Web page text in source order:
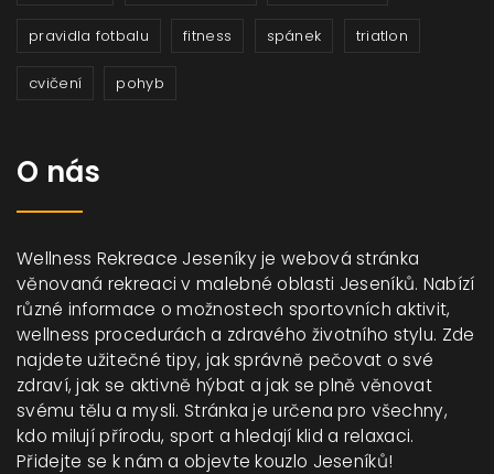
pravidla fotbalu fitness spánek triatlon
cvičení pohyb
O nás
Wellness Rekreace Jeseníky je webová stránka
věnovaná rekreaci v malebné oblasti Jeseníků. Nabízí
různé informace o možnostech sportovních aktivit,
wellness procedurách a zdravého životního stylu. Zde
najdete užitečné tipy, jak správně pečovat o své
zdraví, jak se aktivně hýbat a jak se plně věnovat
svému tělu a mysli. Stránka je určena pro všechny,
kdo milují přírodu, sport a hledají klid a relaxaci.
Přidejte se k nám a objevte kouzlo Jeseníků!